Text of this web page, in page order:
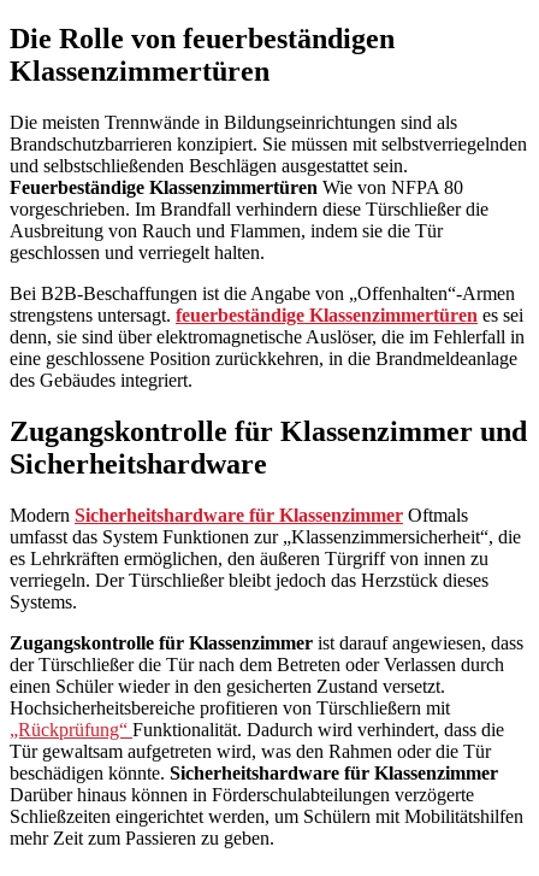
Die Rolle von feuerbeständigen
Klassenzimmertüren
Die meisten Trennwände in Bildungseinrichtungen sind als
Brandschutzbarrieren konzipiert. Sie müssen mit selbstverriegelnden
und selbstschließenden Beschlägen ausgestattet sein.
Feuerbeständige Klassenzimmertüren Wie von NFPA 80
vorgeschrieben. Im Brandfall verhindern diese Türschließer die
Ausbreitung von Rauch und Flammen, indem sie die Tür
geschlossen und verriegelt halten.
Bei B2B-Beschaffungen ist die Angabe von „Offenhalten“-Armen
strengstens untersagt. feuerbeständige Klassenzimmertüren es sei
denn, sie sind über elektromagnetische Auslöser, die im Fehlerfall in
eine geschlossene Position zurückkehren, in die Brandmeldeanlage
des Gebäudes integriert.
Zugangskontrolle für Klassenzimmer und
Sicherheitshardware
Modern Sicherheitshardware für Klassenzimmer Oftmals
umfasst das System Funktionen zur „Klassenzimmersicherheit“, die
es Lehrkräften ermöglichen, den äußeren Türgriff von innen zu
verriegeln. Der Türschließer bleibt jedoch das Herzstück dieses
Systems.
Zugangskontrolle für Klassenzimmer ist darauf angewiesen, dass
der Türschließer die Tür nach dem Betreten oder Verlassen durch
einen Schüler wieder in den gesicherten Zustand versetzt.
Hochsicherheitsbereiche profitieren von Türschließern mit
„Rückprüfung“ Funktionalität. Dadurch wird verhindert, dass die
Tür gewaltsam aufgetreten wird, was den Rahmen oder die Tür
beschädigen könnte. Sicherheitshardware für Klassenzimmer
Darüber hinaus können in Förderschulabteilungen verzögerte
Schließzeiten eingerichtet werden, um Schülern mit Mobilitätshilfen
mehr Zeit zum Passieren zu geben.